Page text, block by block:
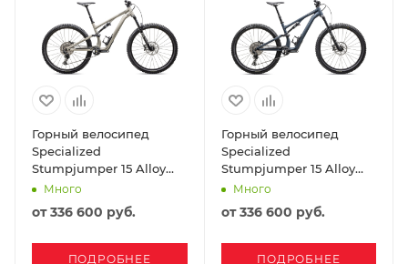
Горный велосипед
Specialized
Stumpjumper 15 Alloy
2025 Gloss White
Mountains / Dark Moss
Green
Много
от336 600 руб.
ПОДРОБНЕЕ
Горный велосипед
Specialized
Stumpjumper 15 Alloy
2025 Satin Cast Blue /
Много
от336 600 руб.
ПОДРОБНЕЕ